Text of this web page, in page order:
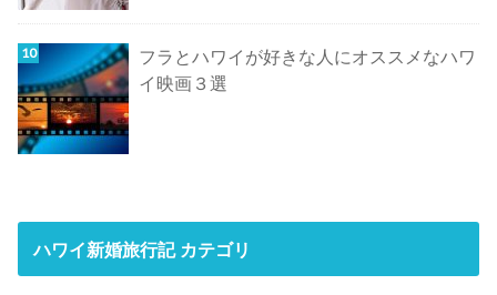
フラとハワイが好きな人にオススメなハワ
イ映画３選
ハワイ新婚旅行記 カテゴリ